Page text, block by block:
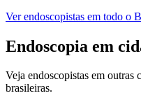
Verendoscopistas em todo o
Endoscopia em
Veja endoscopistas em outras
brasileiras.